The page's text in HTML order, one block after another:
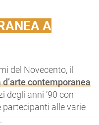
A
del Novecento, il
d’arte contemporanea
degli anni ’90 con
partecipanti alle varie